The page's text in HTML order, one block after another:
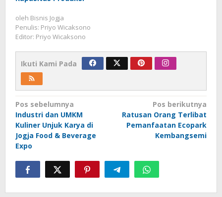
oleh Bisnis Jogja
Penulis: Priyo Wicaksono
Editor: Priyo Wicaksono
Ikuti Kami Pada
Navigasi
pos
Pos sebelumnya
Industri dan UMKM
Kuliner Unjuk Karya di
Jogja Food & Beverage
Expo
Pos berikutnya
Ratusan Orang Terlibat
Pemanfaatan Ecopark
Kembangsemi